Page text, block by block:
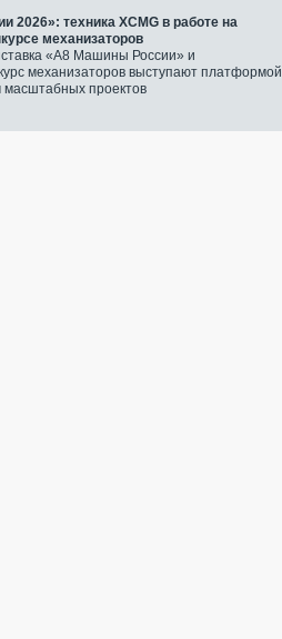
2026»: техника XCMG в работе на
механизаторов
«А8 Машины России» и
механизаторов выступают платформой
проектов